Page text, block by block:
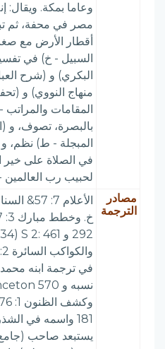
وعاما بمكة. ويقال:
مصر في محفة، ثم
أقطار الأرض مع
السبيل - خ) في
البكري) و (شرح
منهاج النووي) و
المقامات والمراتب
بالبصرة، تصوف، و
المبجلة - ط) نظم، و
في الصلاة على خير
لحبيب رب العالمين
مصادر
الترجمة
الأعلام
في ترجمة ابنه
181 واسمه في
يستبعد صاحب